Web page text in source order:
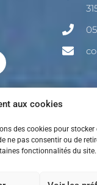
aux cookies
des cookies pour stocker
ne pas consentir ou de
fonctionnalités du site.